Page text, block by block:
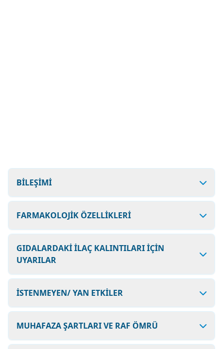
BİLEŞİMİ
FARMAKOLOJİK ÖZELLİKLERİ
GIDALARDAKİ İLAÇ KALINTILARI İÇİN
UYARILAR
İSTENMEYEN/ YAN ETKİLER
MUHAFAZA ŞARTLARI VE RAF ÖMRÜ